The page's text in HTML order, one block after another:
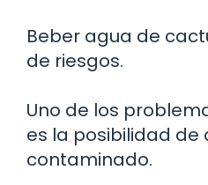
Beber agua de
de riesgos.
Uno de los
es la posibilidad de
contaminado.